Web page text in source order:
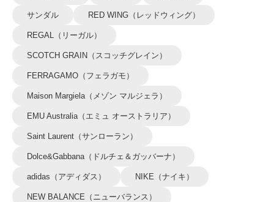
サンダル RED WING（レッドウィング）
REGAL（リーガル）
SCOTCH GRAIN（スコッチグレイン）
FERRAGAMO（フェラガモ）
Maison Margiela（メゾン マルジェラ）
EMU Australia（エミュ オーストラリア）
Saint Laurent（サンローラン）
Dolce&Gabbana（ドルチェ＆ガッバーナ）
adidas（アディダス） NIKE（ナイキ）
NEW BALANCE（ニューバランス）